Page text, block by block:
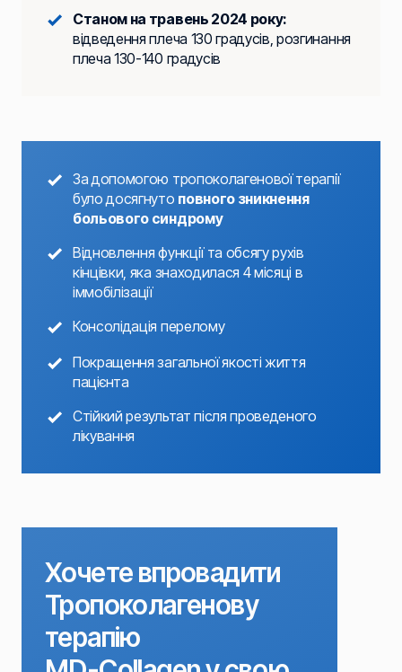
Станом на травень 2024 року:
відведення плеча 130 градусів, розгинання
плеча 130-140 градусів
За допомогою тропоколагенової терапії
було досягнуто повного зникнення
больового синдрому
Відновлення функції та обсягу рухів
кінцівки, яка знаходилася 4 місяці в
іммобілізації
Консолідація перелому
Покращення загальної якості життя
пацієнта
Стійкий результат після проведеного
лікування
Хочете впровадити
Тропоколагенову
терапію